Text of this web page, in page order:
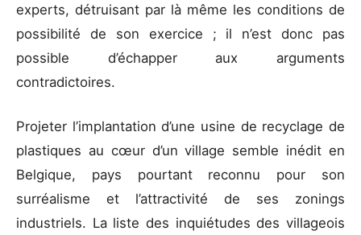
experts, détruisant par là même les conditions de
possibilité de son exercice ; il n’est donc pas
possible d’échapper aux arguments
contradictoires.
Projeter l’implantation d’une usine de recyclage de
plastiques au cœur d’un village semble inédit en
Belgique, pays pourtant reconnu pour son
surréalisme et l’attractivité de ses zonings
industriels. La liste des inquiétudes des villageois